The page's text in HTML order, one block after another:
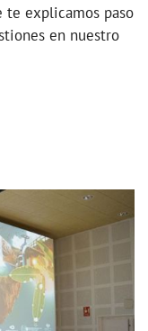
te explicamos paso
en nuestro